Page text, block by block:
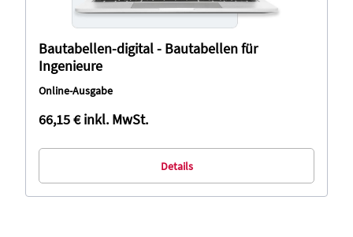
Bautabellen-digital - Bautabellen für
Ingenieure
Online-Ausgabe
66,15 €inkl. MwSt.
Details